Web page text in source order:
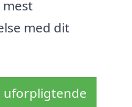
med dit
uforpligtende